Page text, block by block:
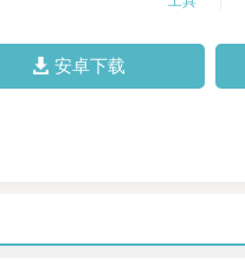
安卓下载